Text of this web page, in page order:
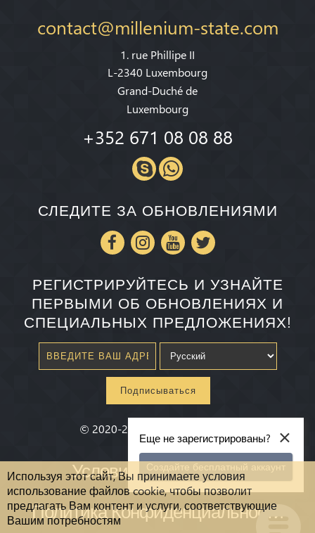
Используя этот сайт, Вы принимаете условия
использование файлов cookie, чтобы позволит
предлагать Вам контент и услуги, соответствующие
Вашим потребностям
contact@millenium-state.com
1. rue Phillipe II
L-2340 Luxembourg
Grand-Duché de
Luxembourg
+352 671 08 08 88
СЛЕДИТЕ ЗА ОБНОВЛЕНИЯМИ
РЕГИСТРИРУЙТЕСЬ И УЗНАЙТЕ
ПЕРВЫМИ ОБ ОБНОВЛЕНИЯХ И
СПЕЦИАЛЬНЫХ ПРЕДЛОЖЕНИЯХ!
Подписываться
© 2020-2026
Условия и Положения
Политика Конфиденциальности
×
Еще не зарегистрированы?
Создайте бесплатный аккаунт